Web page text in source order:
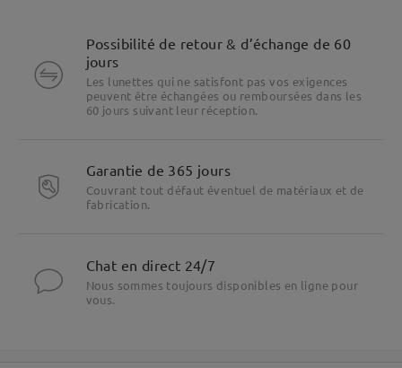
Possibilité de retour & d’échange de 60
jours
Les lunettes qui ne satisfont pas vos exigences
peuvent être échangées ou remboursées dans les
60 jours suivant leur réception.
Garantie de 365 jours
Couvrant tout défaut éventuel de matériaux et de
fabrication.
Chat en direct 24/7
Nous sommes toujours disponibles en ligne pour
vous.